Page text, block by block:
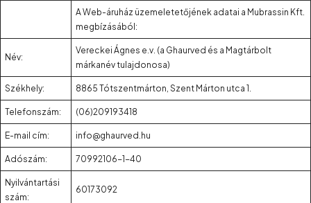
A Web-áruház üzemeletetőjének adatai a Mubrassin Kft.
megbízásából:
Név:
Vereckei Ágnes e.v. (a Ghaurved és a Magtárbolt
márkanév tulajdonosa)
Székhely: 8865 Tótszentmárton, Szent Márton utca 1.
Telefonszám: (06)209193418
E-mail cím: info@ghaurved.hu
Adószám: 70992106-1-40
Nyilvántartási
szám:
60173092